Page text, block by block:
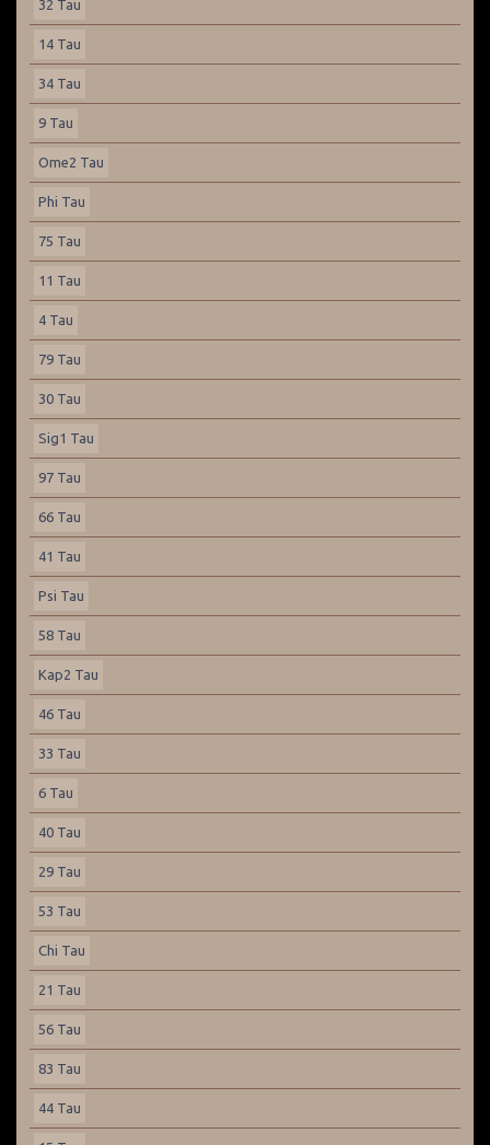
32 Tau
14 Tau
34 Tau
9 Tau
Ome2 Tau
Phi Tau
75 Tau
11 Tau
4 Tau
79 Tau
30 Tau
Sig1 Tau
97 Tau
66 Tau
41 Tau
Psi Tau
58 Tau
Kap2 Tau
46 Tau
33 Tau
6 Tau
40 Tau
29 Tau
53 Tau
Chi Tau
21 Tau
56 Tau
83 Tau
44 Tau